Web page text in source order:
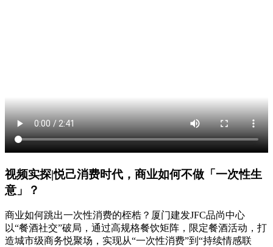
视频实探|悦己消费时代，商业如何不做「一次性生
意」？
商业如何跳出一次性消费的桎梏？厦门建发JFC品尚中心
以“餐酒社交”破局，通过高规格餐饮矩阵，限定餐酒活动，打
造城市级商务悦聚场，实现从“一次性消费”到“持续情感联